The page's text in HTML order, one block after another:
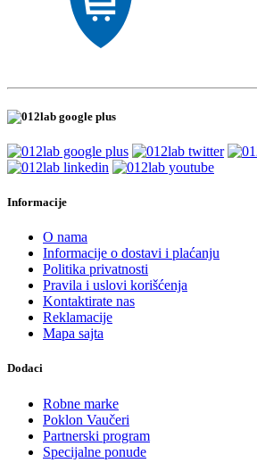
Informacije
O nama
Informacije o dostavi i plaćanju
Politika privatnosti
Pravila i uslovi korišćenja
Kontaktirate nas
Reklamacije
Mapa sajta
Dodaci
Robne marke
Poklon Vaučeri
Partnerski program
Specijalne ponude